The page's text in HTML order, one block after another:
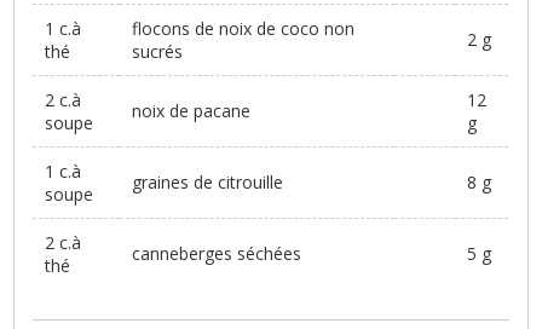
1 c.à
thé
flocons de noix de coco non
sucrés
2 g
2 c.à
soupe
noix de pacane
12
g
1 c.à
soupe
graines de citrouille 8 g
2 c.à
thé
canneberges séchées 5 g